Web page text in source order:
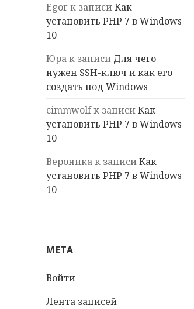
Egorк записиКак
установить PHP 7 в Windows
10
Юрак записи Для чего
нужен SSH-ключ и как его
создать под Windows
cimmwolfк записиКак
установить PHP 7 в Windows
10
Вероникак записиКак
установить PHP 7 в Windows
10
МЕТА
Войти
Лента записей